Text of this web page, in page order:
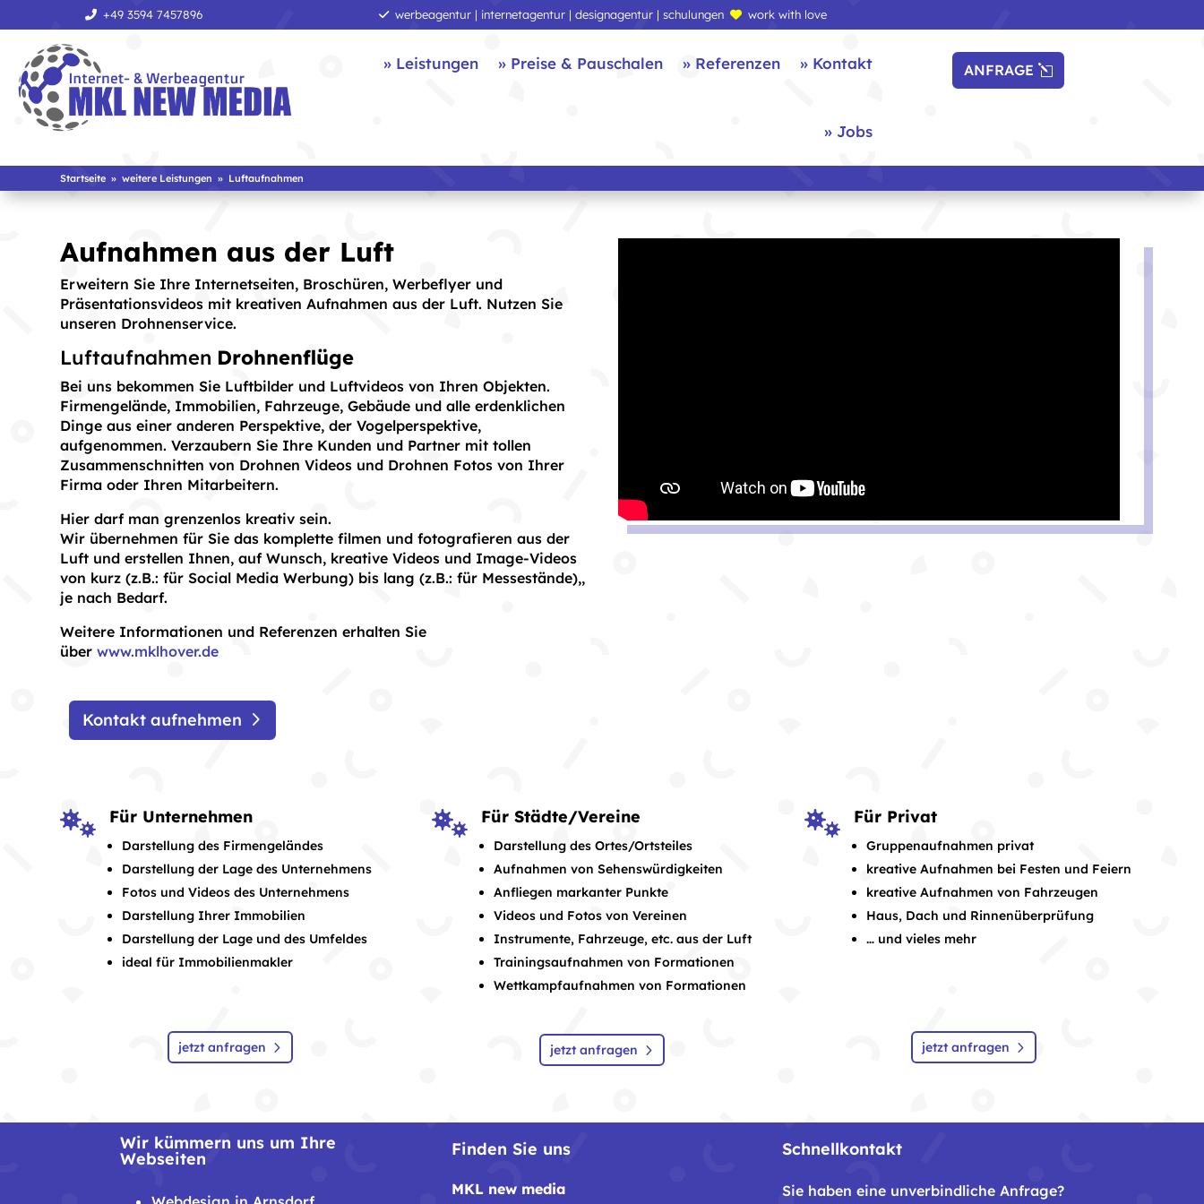
+49 3594 7457896 werbeagentur | internetagentur | designagentur | schulungen work with love
» Leistungen » Preise & Pauschalen » Referenzen » Kontakt
» Jobs
ANFRAGE
Startseite » weitere Leistungen » Luftaufnahmen
Aufnahmen aus der Luft
Erweitern Sie Ihre Internetseiten, Broschüren, Werbeflyer und
Präsentationsvideos mit kreativen Aufnahmen aus der Luft. Nutzen Sie
unseren Drohnenservice.
Luftaufnahmen Drohnenflüge
Bei uns bekommen Sie Luftbilder und Luftvideos von Ihren Objekten.
Firmengelände, Immobilien, Fahrzeuge, Gebäude und alle erdenklichen
Dinge aus einer anderen Perspektive, der Vogelperspektive,
aufgenommen. Verzaubern Sie Ihre Kunden und Partner mit tollen
Zusammenschnitten von Drohnen Videos und Drohnen Fotos von Ihrer
Firma oder Ihren Mitarbeitern.
Hier darf man grenzenlos kreativ sein.
Wir übernehmen für Sie das komplette filmen und fotografieren aus der
Luft und erstellen Ihnen, auf Wunsch, kreative Videos und Image-Videos
von kurz (z.B.: für Social Media Werbung) bis lang (z.B.: für Messestände),,
je nach Bedarf.
Weitere Informationen und Referenzen erhalten Sie
überwww.mklhover.de
Kontakt aufnehmen
 Für Unternehmen
Darstellung des Firmengeländes
Darstellung der Lage des Unternehmens
Fotos und Videos des Unternehmens
Darstellung Ihrer Immobilien
Darstellung der Lage und des Umfeldes
ideal für Immobilienmakler
jetzt anfragen
 Für Städte/Vereine
Darstellung des Ortes/Ortsteiles
Aufnahmen von Sehenswürdigkeiten
Anfliegen markanter Punkte
Videos und Fotos von Vereinen
Instrumente, Fahrzeuge, etc. aus der Luft
Trainingsaufnahmen von Formationen
Wettkampfaufnahmen von Formationen
jetzt anfragen
 Für Privat
Gruppenaufnahmen privat
kreative Aufnahmen bei Festen und Feiern
kreative Aufnahmen von Fahrzeugen
Haus, Dach und Rinnenüberprüfung
… und vieles mehr
jetzt anfragen
Wir kümmern uns um Ihre
Webseiten Finden Sie uns
MKL new media
Schnellkontakt
Sie haben eine unverbindliche Anfrage?